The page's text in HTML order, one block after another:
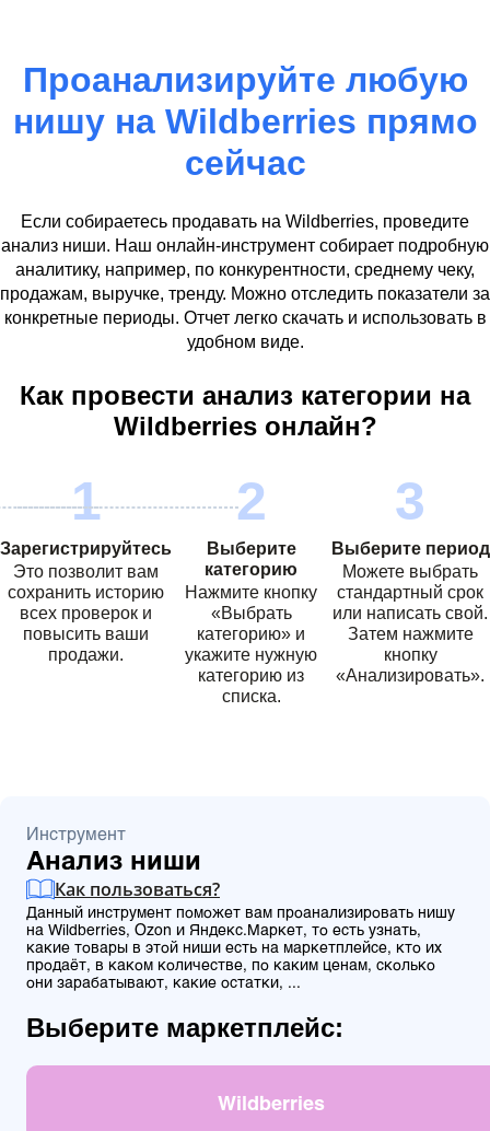
Проанализируйте любую
нишу на Wildberries прямо
сейчас
Если собираетесь продавать на Wildberries, проведите
анализ ниши. Наш онлайн-инструмент собирает подробную
аналитику, например, по конкурентности, среднему чеку,
продажам, выручке, тренду. Можно отследить показатели за
конкретные периоды. Отчет легко скачать и использовать в
удобном виде.
Как провести анализ категории на
Wildberriesонлайн?
Зарегистрируйтесь
Это позволит вам
сохранить историю
всех проверок и
повысить ваши
продажи.
Выберите
категорию
Нажмите кнопку
«Выбрать
категорию» и
укажите нужную
категорию из
списка.
Выберите период
Можете выбрать
стандартный срок
или написать свой.
Затем нажмите
кнопку
«Анализировать».
Инструмент
Анализ ниши
Как пользоваться?
Данный инструмент поможет вам проанализировать нишу
на Wildberries, Ozon и Яндекс.Маркет, то есть узнать,
какие товары в этой ниши есть на маркетплейсе, кто их
продаёт, в каком количестве, по каким ценам, сколько
они зарабатывают, какие остатки, ...
Выберите маркетплейс:
Wildberries